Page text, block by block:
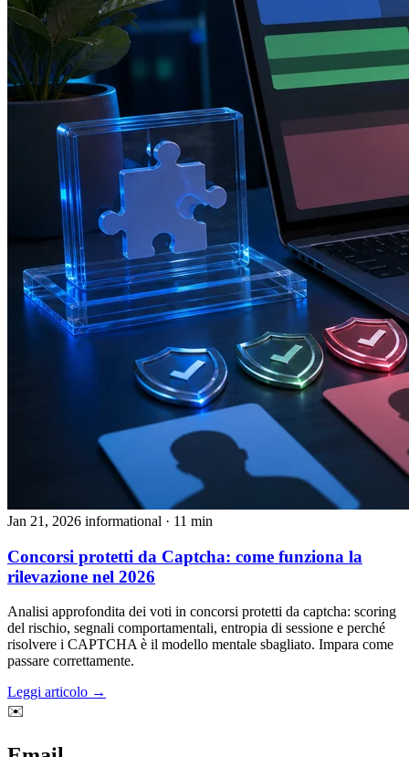
Jan 21, 2026 informational · 11 min
Concorsi protetti da Captcha: come funziona la
rilevazione nel 2026
Analisi approfondita dei voti in concorsi protetti da captcha: scoring
del rischio, segnali comportamentali, entropia di sessione e perché
risolvere i CAPTCHA è il modello mentale sbagliato. Impara come
passare correttamente.
Leggi articolo →
✉️